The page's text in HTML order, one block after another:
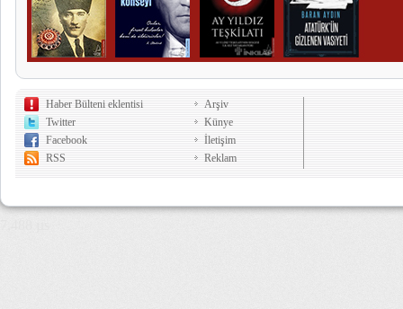
Haber Bülteni eklentisi
Twitter
Facebook
RSS
Arşiv
Künye
İletişim
Reklam